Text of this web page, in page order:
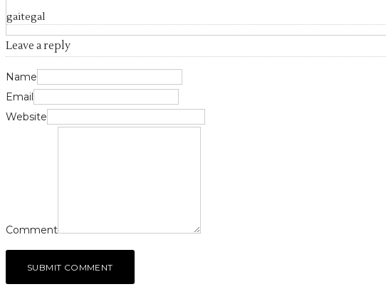
gaitegal
Leave a reply
Name
Email
Website
Comment
SUBMIT COMMENT